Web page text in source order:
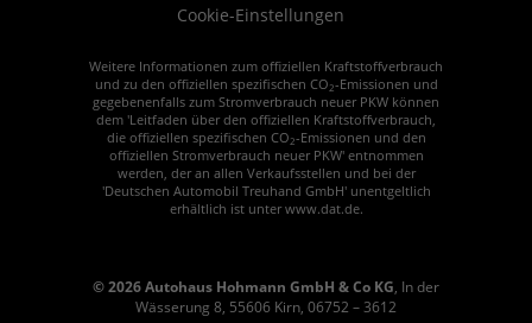
Cookie-Einstellungen
Weitere Informationen zum offiziellen Kraftstoffverbrauch
und zu den offiziellen spezifischen CO2-Emissionen und
gegebenenfalls zum Stromverbrauch neuer PKW können
dem 'Leitfaden über den offiziellen Kraftstoffverbrauch,
die offiziellen spezifischen CO2-Emissionen und den
offiziellen Stromverbrauch neuer PKW' entnommen
werden, der an allen Verkaufsstellen und bei der
'Deutschen Automobil Treuhand GmbH' unentgeltlich
erhältlich ist unter www.dat.de.
© 2026Autohaus Hohmann GmbH & Co KG, In der
Wässerung 8, 55606 Kirn, 06752 – 3612